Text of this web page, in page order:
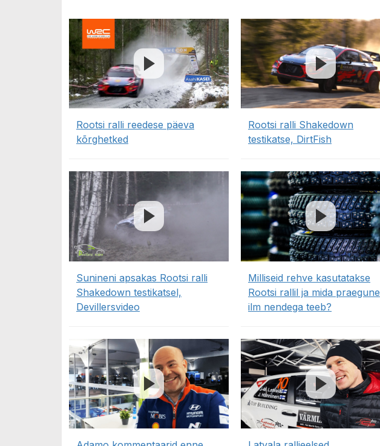
Rootsi ralli reedese päeva
kõrghetked
Rootsi ralli Shakedown
testikatse, DirtFish
Sunineni apsakas Rootsi ralli
Shakedown testikatsel,
Devillersvideo
Milliseid rehve kasutatakse
Rootsi rallil ja mida praegune
ilm nendega teeb?